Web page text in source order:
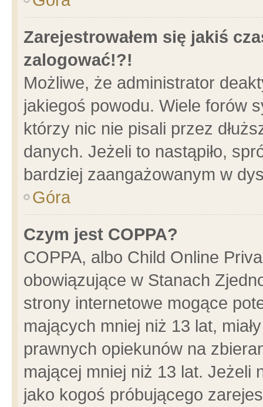
Zarejestrowałem się jakiś
zalogować!?!
Możliwe, że administrator
jakiegoś powodu. Wiele forów
którzy nic nie pisali przez
danych. Jeżeli to nastąpiło,
bardziej zaangażowanym w
Góra
Czym jest COPPA?
COPPA, albo Child Online
obowiązujące w Stanach
strony internetowe mogące
mających mniej niż 13 lat,
prawnych opiekunów na
mającej mniej niż 13 lat. Jeżeli
jako kogoś próbującego